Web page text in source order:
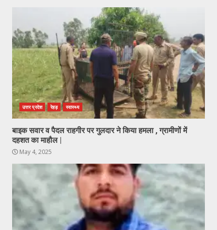
उत्तर प्रदेश रेहड़ स्वास्थ्य
बाइक सवार व पैदल राहगीर पर गुलदार ने किया हमला , ग्रामीणों में
दहशत का माहौल |
May 4, 2025